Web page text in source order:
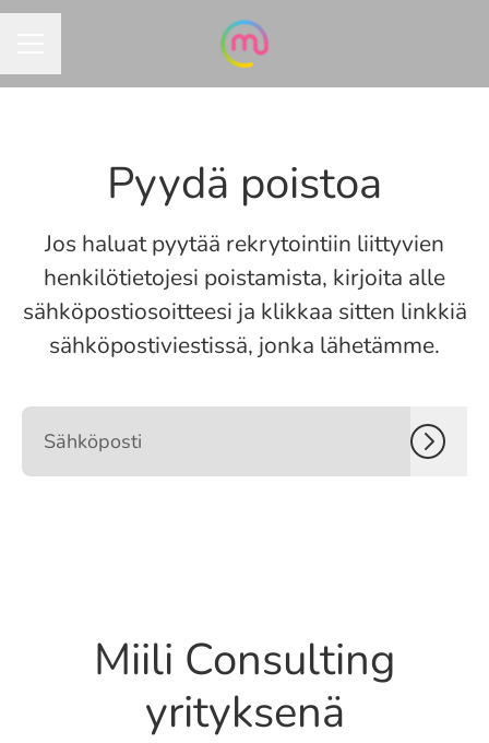
Pyydä poistoa
Jos haluat pyytää rekrytointiin liittyvien
henkilötietojesi poistamista, kirjoita alle
sähköpostiosoitteesi ja klikkaa sitten linkkiä
sähköpostiviestissä, jonka lähetämme.
Miili Consulting
yrityksenä